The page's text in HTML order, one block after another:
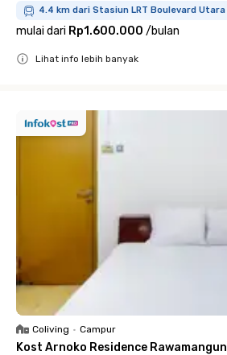
4.4 km dari Stasiun LRT Boulevard Utara
mulai dari Rp1.600.000 /bulan
Lihat info lebih banyak
Coliving • Campur
Kost Arnoko Residence Rawamangun